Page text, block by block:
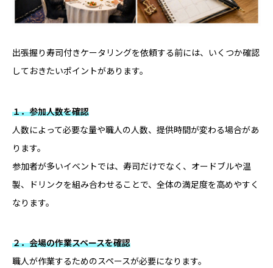
出張握り寿司付きケータリングを依頼する前には、いくつか確認
しておきたいポイントがあります。
１．参加人数を確認
人数によって必要な量や職人の人数、提供時間が変わる場合があ
ります。
参加者が多いイベントでは、寿司だけでなく、オードブルや温
製、ドリンクを組み合わせることで、全体の満足度を高めやすく
なります。
２．会場の作業スペースを確認
職人が作業するためのスペースが必要になります。